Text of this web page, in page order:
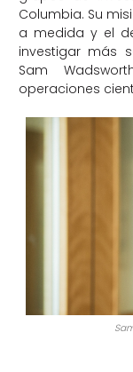
Columbia. Su
a medida y el
investigar más
Sam
operaciones